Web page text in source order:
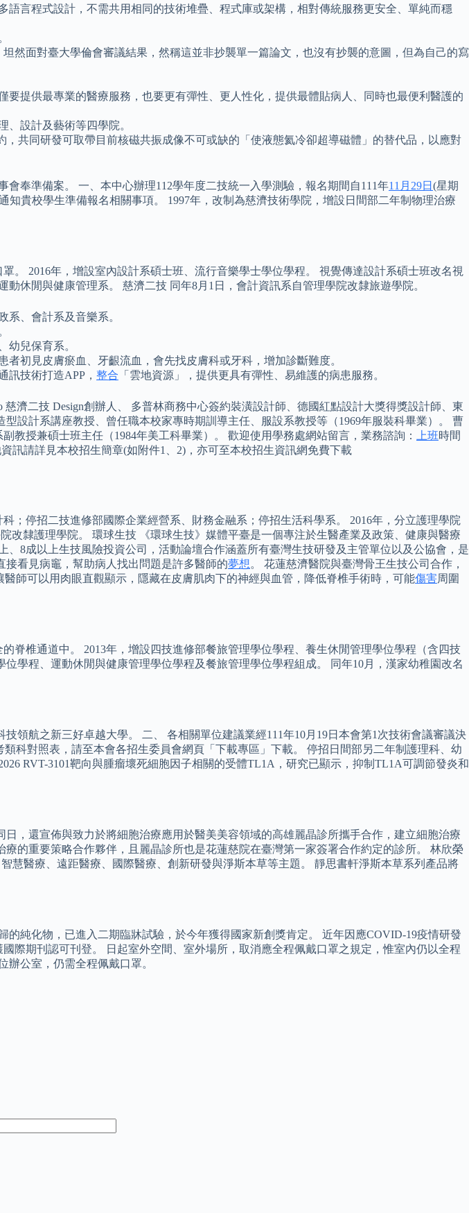
語言程式設計，不需共用相同的技術堆疊、程式庫或架構，相對傳統服務更安全、單純而穩
然面對臺大學倫會審議結果，然稱這並非抄襲單一篇論文，也沒有抄襲的意圖，但為自己的寫
提供最專業的醫療服務，也要更有彈性、更人性化，提供最體貼病人、同時也最便利醫護的
、設計及藝術等四學院。
共同研發可取帶目前核磁共振成像不可或缺的「使液態氦冷卻超導磁體」的替代品，以應對
奉準備案。 一、本中心辦理112學年度二技統一入學測驗，報名期間自111年11月29日 (星期
知貴校學生準備報名相關事項。 1997年，改制為慈濟技術學院，增設日間部二年制物理治療
2016年，增設室內設計系碩士班、流行音樂學士學位學程。 視覺傳達設計系碩士班改名視
休閒與健康管理系。 慈濟二技 同年8月1日，會計資訊系自管理學院改隸旅遊學院。
系、會計系及音樂系。
幼兒保育系。
初見皮膚瘀血、牙齦流血，會先找皮膚科或牙科，增加診斷難度。
技術打造APP， 整合 「雲地資源」，提供更具有彈性、易維護的病患服務。
濟二技 Design創辦人、 多普林商務中心簽約裝潢設計師、德國紅點設計大獎得獎設計師、東
設計系講座教授、曾任職本校家專時期訓導主任、服設系教授等（1969年服裝科畢業）。 曹
授兼碩士班主任（1984年美工科畢業）。 歡迎使用學務處網站留言，業務諮詢：
上班時間
訊請詳見本校招生簡章(如附件1、2)，亦可至本校招生資訊網免費下載
停招二技進修部國際企業經營系、財務金融系；停招生活科學系。 2016年，分立護理學院
隸護理學院。 環球生技 《環球生技》媒體平臺是一個專注於生醫產業及政策、健康與醫療
8成以上生技風險投資公司，活動論壇合作涵蓋所有臺灣生技研發及主管單位以及公協會，是
看見病竈，幫助病人找出問題是許多醫師的夢想。 花蓮慈濟醫院與臺灣骨王生技公司合作，
師可以用肉眼直觀顯示，隱藏在皮膚肌肉下的神經與血管，降低脊椎手術時，可能傷害周圍
脊椎通道中。 2013年，增設四技進修部餐旅管理學位學程、養生休閒管理學位學程（含四技
學程、運動休閒與健康管理學位學程及餐旅管理學位學程組成。 同年10月，漢家幼稚園改名
領航之新三好卓越大學。 二、 各相關單位建議業經111年10月19日本會第1次技術會議審議決
科對照表，請至本會各招生委員會網頁「下載專區」下載。 停招日間部另二年制護理科、幼
RVT-3101靶向與腫瘤壞死細胞因子相關的受體TL1A，研究已顯示，抑制TL1A可調節發炎和
，還宣佈與致力於將細胞治療應用於醫美美容領域的高雄麗晶診所攜手合作，建立細胞治療
的重要策略合作夥伴，且麗晶診所也是花蓮慈院在臺灣第一家簽署合作約定的診所。 林欣榮
慧醫療、遠距醫療、國際醫療、創新研發與淨斯本草等主題。 靜思書軒淨斯本草系列產品將
的純化物，已進入二期臨牀試驗，於今年獲得國家新創獎肯定。 近年因應COVID-19疫情研發
際期刊認可刊登。 日起室外空間、室外場所，取消應全程佩戴口罩之規定，惟室內仍以全程
辦公室，仍需全程佩戴口罩。